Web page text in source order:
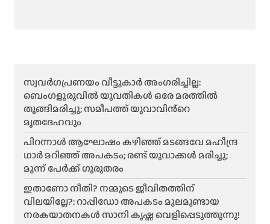
സ്വവർഗപ്രണയം വീട്ടുകാർ അംഗരിച്ചില്ല:
ബെംഗളൂരുവിൽ യുവതികൾ ഒരേ മരത്തിൽ
തൂങ്ങിമരിച്ചു; സമീപത്ത് യുവാവിൻ്റെ
മൃതദേഹവും
പിറന്നാൾ ആഘോഷം കഴിഞ്ഞ് മടങ്ങവേ മഹീന്ദ്ര
ഥാർ മറിഞ്ഞ് അപകടം; രണ്ട് യുവാക്കൾ മരിച്ചു;
മൂന്ന് പേർക്ക് ഗുരുതരം
ഇതാണോ നീതി? നമ്മുടെ ജീവിതത്തിന്
വിലയില്ലേ?: റാപ്പിഡോ അപകടം മൂലമുണ്ടായ
നരകയാതനകൾ സാനി കൃഷ്ണ വെളിപ്പെടുത്തുന്നു!